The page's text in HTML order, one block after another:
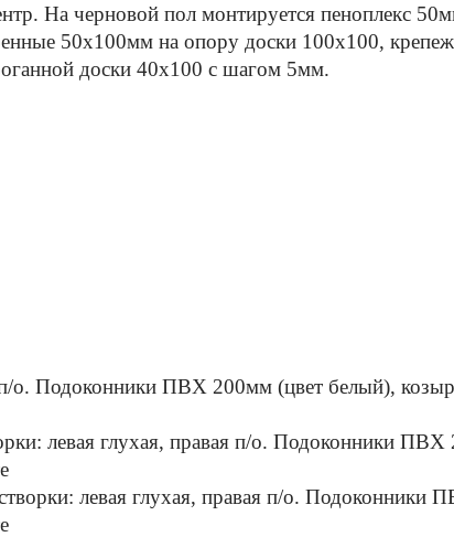
На черновой пол монтируется пеноплекс
50х100мм на опору доски 100х100,
доски 40х100 с шагом 5мм.
о. Подоконники ПВХ 200мм (цвет белый),
левая глухая, правая п/о. Подоконники ПВХ
левая глухая, правая п/о. Подоконники